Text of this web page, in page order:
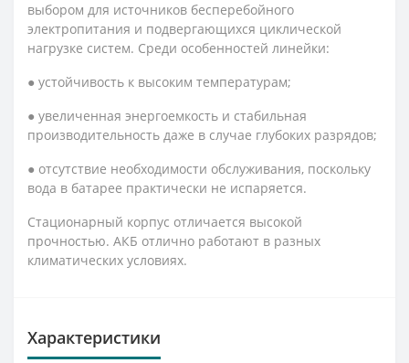
выбором для источников бесперебойного
электропитания и подвергающихся циклической
нагрузке систем. Среди особенностей линейки:
● устойчивость к высоким температурам;
● увеличенная энергоемкость и стабильная
производительность даже в случае глубоких разрядов;
● отсутствие необходимости обслуживания, поскольку
вода в батарее практически не испаряется.
Стационарный корпус отличается высокой
прочностью. АКБ отлично работают в разных
климатических условиях.
Характеристики